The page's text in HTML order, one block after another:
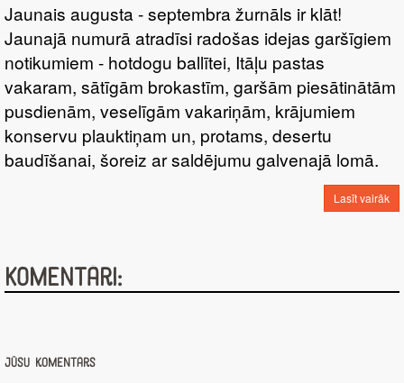
Jaunais augusta - septembra žurnāls ir klāt!
Jaunajā numurā atradīsi radošas idejas garšīgiem
notikumiem - hotdogu ballītei, Itāļu pastas
vakaram, sātīgām brokastīm, garšām piesātinātām
pusdienām, veselīgām vakariņām, krājumiem
konservu plauktiņam un, protams, desertu
baudīšanai, šoreiz ar saldējumu galvenajā lomā.
Lasīt vairāk
Komentāri:
Jūsu komentārs